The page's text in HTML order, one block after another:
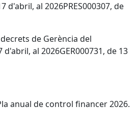
d'abril, al 2026PRES000307, de
de Gerència del
d'abril, al 2026GER000731, de 13
anual de control financer 2026.